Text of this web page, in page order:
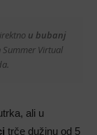
u bubanj
Virtual
ali u
trče dužinu od 5